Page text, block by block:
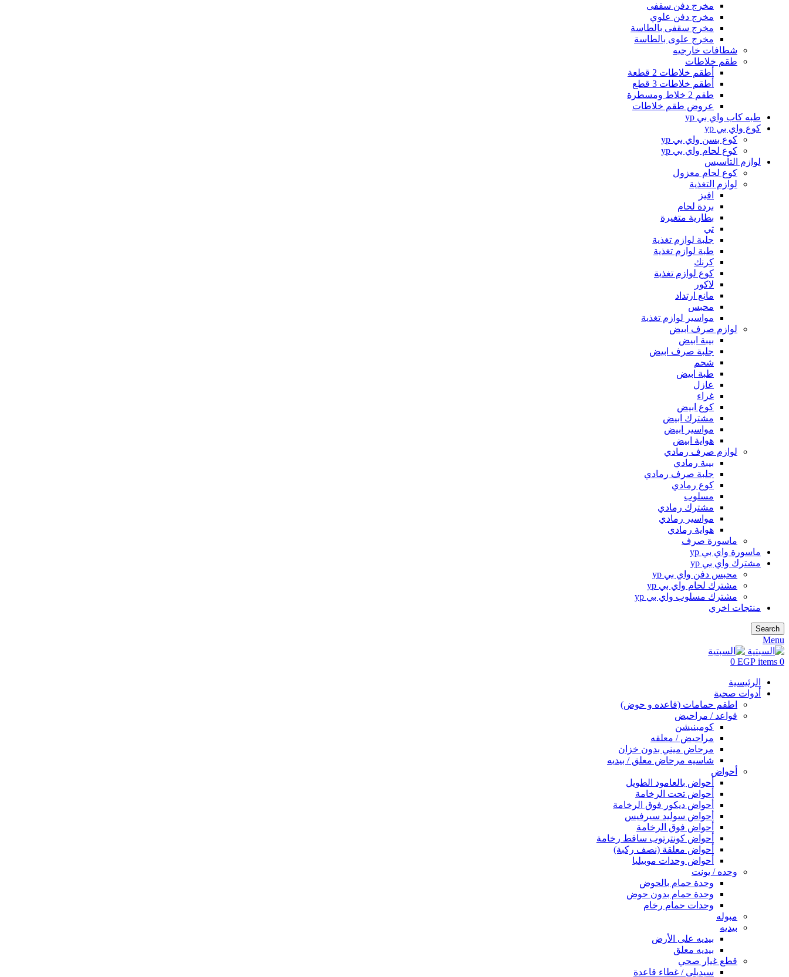
مخرج دفن سقفى
مخرج دفن علوي
مخرج سقفى بالطاسة
مخرج علوى بالطاسة
شطافات خارجيه
طقم خلاطات
أطقم خلاطات 2 قطعة
أطقم خلاطات 3 قطع
طقم 2 خلاط ومسطرة
عروض طقم خلاطات
طبه كاب واي بي yp
كوع واي بي yp
كوع بسن واي بي yp
كوع لحام واي بي yp
لوازم التأسيس
كوع لحام معزول
لوازم التغذية
افيز
بردة لحام
بطارية متغيرة
تي
جلبة لوازم تغذية
طبة لوازم تغذية
كرنك
كوع لوازم تغذية
لاكور
مانع ارتداد
محبس
مواسير لوازم تغذية
لوازم صرف ابيض
بيبة ابيض
جلبة صرف ابيض
شحم
طبة ابيض
عازل
غراء
كوع ابيض
مشترك ابيض
مواسير ابيض
هواية ابيض
لوازم صرف رمادي
بيبة رمادي
جلبة صرف رمادي
كوع رمادي
مسلوب
مشترك رمادي
مواسير رمادي
هواية رمادي
ماسورة صرف
ماسورة واي بي yp
مشترك واي بي yp
محبس دفن واي بي yp
مشترك لحام واي بي yp
مشترك مسلوب واي بي yp
منتجات اخري
Search
Menu
0
items
0 EGP
الرئيسية
أدوات صحية
اطقم حمامات (قاعده و حوض)
قواعد / مراحيض
كومبنيشن
مراحيض / معلقه
مرحاض ميني بدون خزان
شاسيه مرحاض معلق / بيديه
أحواض
أحواض بالعامود الطويل
أحواض تحت الرخامة
أحواض ديكور فوق الرخامة
أحواض سوليد سيرفيس
أحواض فوق الرخامة
أحواض كونترتوب ساقط رخامة
أحواض معلقة (نصف ركبة)
أحواض وحدات موبيليا
وحده / يونت
وحدة حمام بالحوض
وحدة حمام بدون حوض
وحدات حمام رخام
مبوله
بيديه
بيديه على الأرض
بيديه معلق
قطع غيار صحي
سيديلى / غطاء قاعدة